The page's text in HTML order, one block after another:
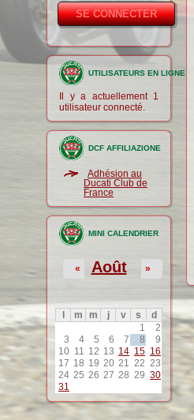
UTILISATEURS EN LIGNE
Il y a actuellement 1
utilisateur connecté.
DCF AFFILIAZIONE
Adhésion au
Ducati Club de
France
MINI CALENDRIER
Août
« »
m m j v s
d
1
2
3
4 5 6 7 8
9
10 11 12 13 14 15 16
17 18 19 20 21 22 23
24 25 26 27 28 29 30
31